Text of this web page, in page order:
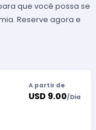
que você possa se
Reserve agora e
A partir de
USD 9.00/Dia